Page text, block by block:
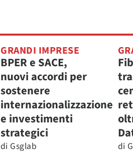
GRANDI IMPRESE
BPER e SACE,
nuovi accordi per
sostenere
internazionalizzazione
e investimenti
strategici
di Gsglab
di